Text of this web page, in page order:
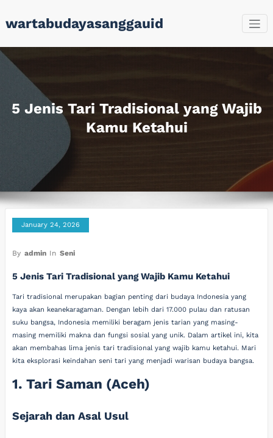
towartabudayasanggauid
5 Jenis Tari Tradisional yang Wajib
Kamu Ketahui
January 24, 2026
By admin In Seni
5 Jenis Tari Tradisional yang Wajib Kamu Ketahui
Tari tradisional merupakan bagian penting dari budaya Indonesia yang
kaya akan keanekaragaman. Dengan lebih dari 17.000 pulau dan ratusan
suku bangsa, Indonesia memiliki beragam jenis tarian yang masing-
masing memiliki makna dan fungsi sosial yang unik. Dalam artikel ini, kita
akan membahas lima jenis tari tradisional yang wajib kamu ketahui. Mari
kita eksplorasi keindahan seni tari yang menjadi warisan budaya bangsa.
1. Tari Saman (Aceh)
Sejarah dan Asal Usul